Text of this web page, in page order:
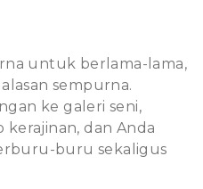
untuk berlama-lama,
sempurna.
ke galeri seni,
dan Anda
buru sekaligus